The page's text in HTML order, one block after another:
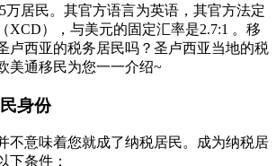
万居民。其官方语言为英语，其官方法定
XCD），与美元的固定汇率是2.7:1 。移
卢西亚的税务居民吗？圣卢西亚当地的税
美通移民为您一一介绍~
身份
不意味着您就成了纳税居民。成为纳税居
下条件：